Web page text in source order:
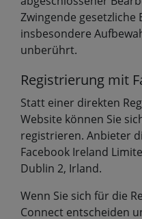
Zwingende gesetzliche
insbesondere
unberührt.
Registrierung mit
Statt einer direkten
Website können Sie
registrieren. Anbieter
Facebook Ireland
Dublin 2, Irland.
Wenn Sie sich für die
Connect entscheiden